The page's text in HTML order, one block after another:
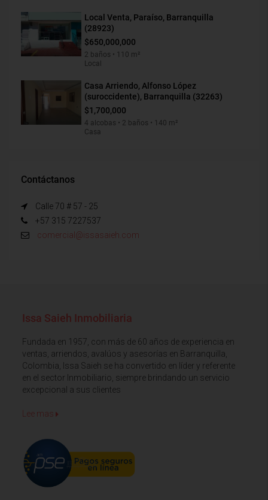
Local Venta, Paraíso, Barranquilla
(28923)
$650,000,000
2 baños • 110 m²
Local
Casa Arriendo, Alfonso López
(suroccidente), Barranquilla (32263)
$1,700,000
4 alcobas • 2 baños • 140 m²
Casa
Contáctanos
Calle 70 # 57 - 25
+57 315 7227537
comercial@issasaieh.com
Issa Saieh Inmobiliaria
Fundada en 1957, con más de 60 años de experiencia en
ventas, arriendos, avalúos y asesorías en Barranquilla,
Colombia, Issa Saieh se ha convertido en líder y referente
en el sector Inmobiliario, siempre brindando un servicio
excepcional a sus clientes
Lee mas